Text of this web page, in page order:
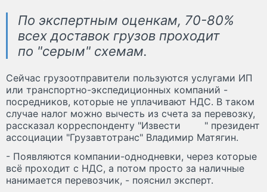
По экспертным оценкам, 70-80%
всех доставок грузов проходит
по "серым" схемам.
Сейчас грузоотправители пользуются услугами ИП
или транспортно-экспедиционных компаний -
посредников, которые не уплачивают НДС. В таком
случае налог можно вычесть из счета за перевозку,
рассказал корреспонденту "Извести
" президент
ассоциации "Грузавтотранс" Владимир Матягин.
- Появляются компании-однодневки, через которые
всё проходит с НДС, а потом просто за наличные
нанимается перевозчик, - пояснил эксперт.